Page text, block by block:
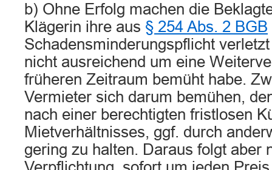
b) Ohne Erfolg machen die
Klägerin ihre aus § 254 Abs. 2 BGB
Schadensminderungspflicht
nicht ausreichend um eine
früheren Zeitraum bemüht habe.
Vermieter sich darum bemühen,
nach einer berechtigten fristlosen
Mietverhältnisses, ggf. durch
gering zu halten. Daraus folgt aber